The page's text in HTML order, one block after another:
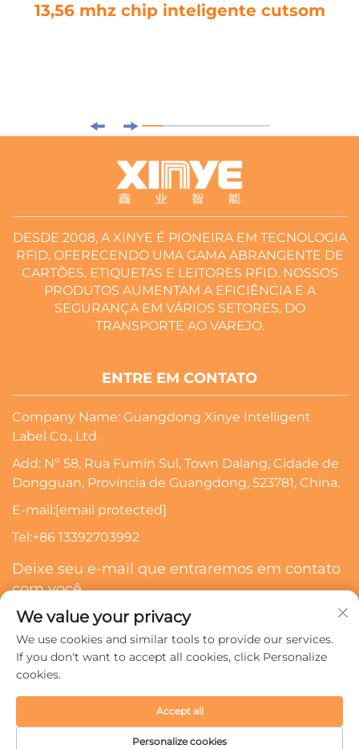
13,56 mhz chip inteligente cutsom
DESDE 2008, A XINYE É PIONEIRA EM TECNOLOGIA
RFID, OFERECENDO UMA GAMA ABRANGENTE DE
CARTÕES, ETIQUETAS E LEITORES RFID. NOSSOS
PRODUTOS AUMENTAM A EFICIÊNCIA E A
SEGURANÇA EM VÁRIOS SETORES, DO
TRANSPORTE AO VAREJO.
ENTRE EM CONTATO
Company Name: Guangdong Xinye Intelligent
Label Co., Ltd.
Add: Nº 58, Rua Fumin Sul, Town Dalang, Cidade de
Dongguan, Província de Guangdong, 523781, China.
E-mail:[email protected]
Tel:+86 13392703992
Deixe seu e-mail que entraremos em contato
com você
Privacidade
We value your privacy
We use cookies and similar tools to provide our services.
If you don't want to accept all cookies, click Personalize
cookies.
Personalize cookies
Accept all